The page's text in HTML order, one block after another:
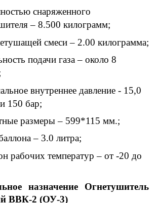
снаряженного
– 8.500 килограмм;
смеси – 2.00 килограмма;
подачи газа – около 8
внутреннее давление - 15,0
150 бар;
размеры – 599*115 мм.;
– 3.0 литра;
рабочих температур – от -20 до
назначение Огнетушитель
ВВК-2 (ОУ-3)